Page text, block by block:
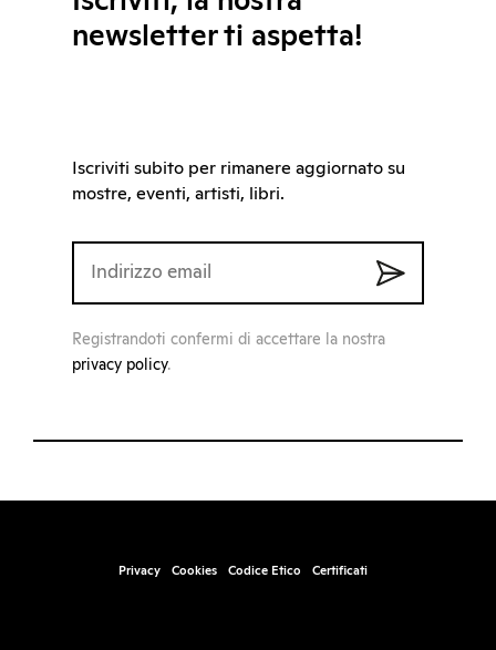
newsletter ti aspetta!
Iscriviti subito per rimanere aggiornato su
mostre, eventi, artisti, libri.
Registrandoti confermi di accettare la nostra
privacy policy.
Privacy Cookies Codice Etico Certificati